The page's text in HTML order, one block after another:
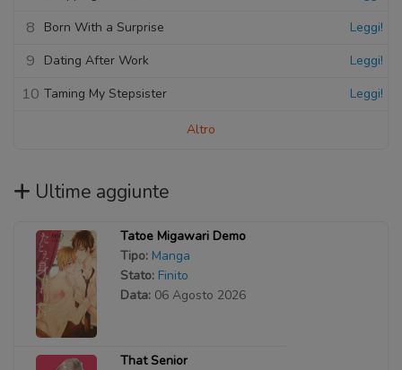
8 Born With a Surprise Leggi!
9 Dating After Work Leggi!
10 Taming My Stepsister Leggi!
Altro
Ultime aggiunte
Tatoe Migawari Demo
Tipo: Manga
Stato: Finito
Data: 06 Agosto 2026
That Senior